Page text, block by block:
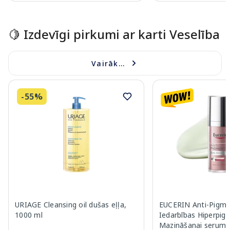
🍋 Izdevīgi pirkumi ar karti Veselība
Vairāk...
-55%
URIAGE Cleansing oil dušas eļļa,
1000 ml
EUCERIN Anti-
Iedarbības
Mazināšanai